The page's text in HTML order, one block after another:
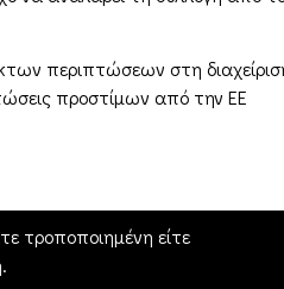
περιπτώσεων στη
προστίμων από την ΕΕ
τροποποιημένη είτε